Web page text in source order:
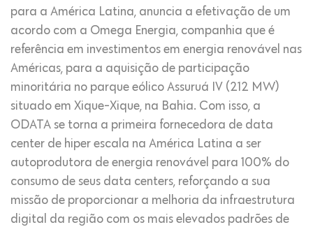
para a América Latina, anuncia a efetivação de um
acordo com a Omega Energia, companhia que é
referência em investimentos em energia renovável nas
Américas, para a aquisição de participação
minoritária no parque eólico Assuruá IV (212 MW)
situado em Xique-Xique, na Bahia. Com isso, a
ODATA se torna a primeira fornecedora de data
center de hiper escala na América Latina a ser
autoprodutora de energia renovável para 100% do
consumo de seus data centers, reforçando a sua
missão de proporcionar a melhoria da infraestrutura
digital da região com os mais elevados padrões de